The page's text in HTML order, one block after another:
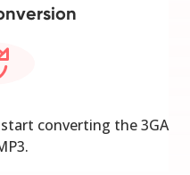
converting the 3GA